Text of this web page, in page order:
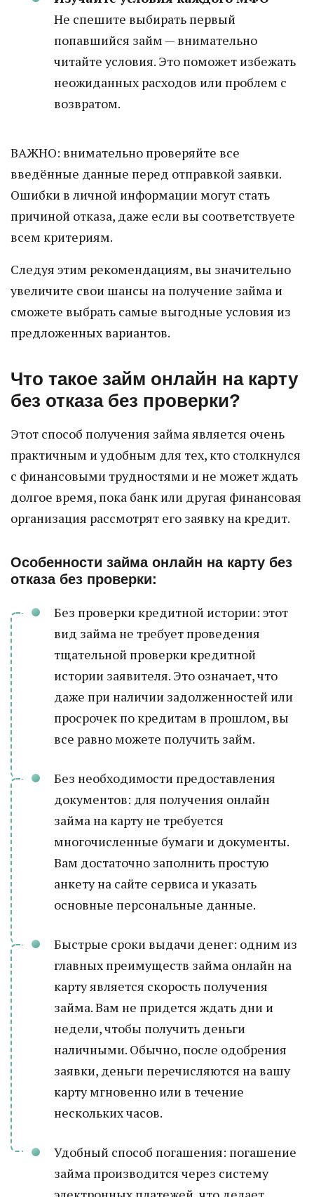
Не спешите выбирать первый
попавшийся займ — внимательно
читайте условия. Это поможет избежать
неожиданных расходов или проблем с
возвратом.
ВАЖНО: внимательно проверяйте все
введённые данные перед отправкой заявки.
Ошибки в личной информации могут стать
причиной отказа, даже если вы соответствуете
всем критериям.
Следуя этим рекомендациям, вы значительно
увеличите свои шансы на получение займа и
сможете выбрать самые выгодные условия из
предложенных вариантов.
Что такое займ онлайн на карту
без отказа без проверки?
Этот способ получения займа является очень
практичным и удобным для тех, кто столкнулся
с финансовыми трудностями и не может ждать
долгое время, пока банк или другая финансовая
организация рассмотрят его заявку на кредит.
Особенности займа онлайн на карту без
отказа без проверки:
Без проверки кредитной истории: этот
вид займа не требует проведения
тщательной проверки кредитной
истории заявителя. Это означает, что
даже при наличии задолженностей или
просрочек по кредитам в прошлом, вы
все равно можете получить займ.
Без необходимости предоставления
документов: для получения онлайн
займа на карту не требуется
многочисленные бумаги и документы.
Вам достаточно заполнить простую
анкету на сайте сервиса и указать
основные персональные данные.
Быстрые сроки выдачи денег: одним из
главных преимуществ займа онлайн на
карту является скорость получения
займа. Вам не придется ждать дни и
недели, чтобы получить деньги
наличными. Обычно, после одобрения
заявки, деньги перечисляются на вашу
карту мгновенно или в течение
нескольких часов.
Удобный способ погашения: погашение
займа производится через систему